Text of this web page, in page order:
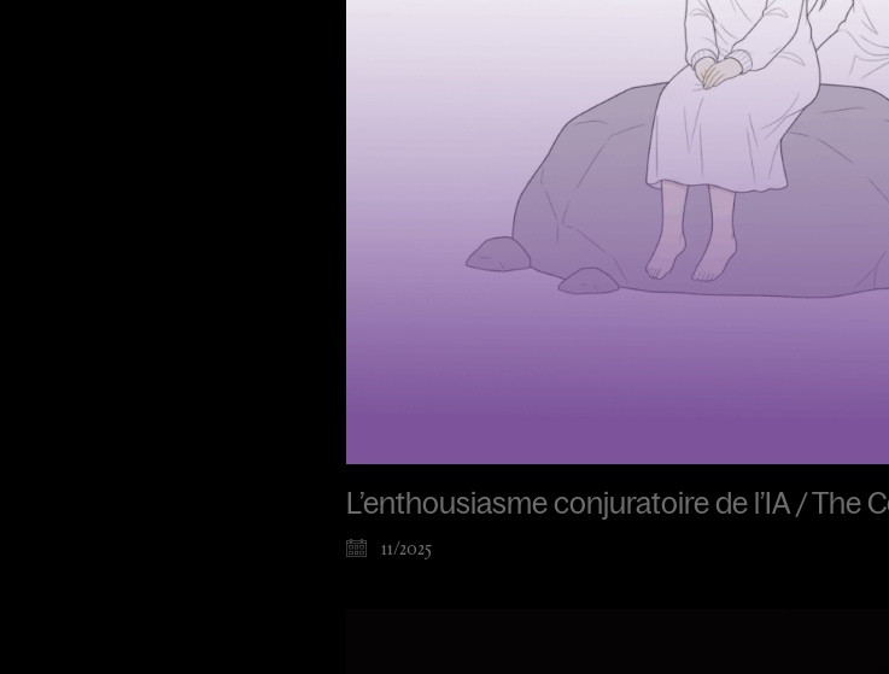
L’enthousiasme conjuratoire de l’IA / The
11/2025